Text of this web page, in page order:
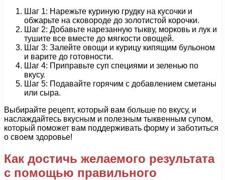
Шаг 1: Нарежьте куриную грудку на кусочки и
обжарьте на сковороде до золотистой корочки.
Шаг 2: Добавьте нарезанную тыкву, морковь и лук и
тушите все вместе до мягкости овощей.
Шаг 3: Залейте овощи и курицу кипящим бульоном
и варите до готовности.
Шаг 4: Приправьте суп специями и зеленью по
вкусу.
Шаг 5: Подавайте горячим с добавлением сметаны
или сыра.
Выбирайте рецепт, который вам больше по вкусу, и
наслаждайтесь вкусным и полезным тыквенным супом,
который поможет вам поддерживать форму и заботиться
о своем здоровье!
Как достичь желаемого результата
с помощью правильного